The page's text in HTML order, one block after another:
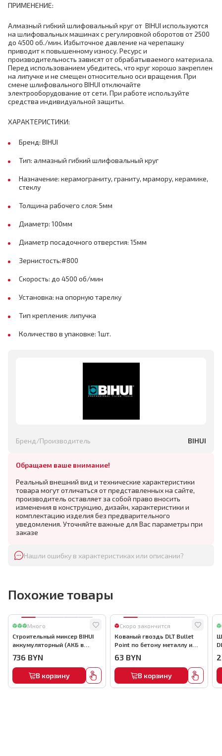
ПРИМЕНЕНИЕ:
Алмазный гибкий шлифовальный круг от BIHUI используются
на шлифовальных машинах с регулировкой оборотов от 2500
до 4500 об./мин. Избыточное давление на черепашку
приводит к повышенному износу. Ресурс и
производительность зависят от обрабатываемого материала.
Перед использованием убедитесь, что круг хорошо закреплен
на липучке и не смещен относительно оси вращения. При
смене шлифовального BIHUI отключайте
электрооборудование от сети. При работе используйте
средства индивидуальной защиты.
ХАРАКТЕРИСТИКИ:
Бренд: BIHUI
Тип: алмазный гибкий шлифовальный круг
Назначение: керамограниту, граниту, мрамору, керамике,
стеклу
Толщина рабочего слоя: 5мм
Диаметр: 100мм
Диаметр посадочного отверстия: 15мм
Зернистость:#800
Скорость: до 4500 об/мин
Установка: на опорную тарелку
Тип крепления: липучка
Количество в упаковке: 1шт.
Бренд/Производитель BIHUI
Обращаем ваше внимание!
Реальный внешний вид и технические характеристики
товара могут отличаться от представленных на сайте,
производитель оставляет за собой право вносить
изменения в конструкцию, дизайн, характеристики и
комплектацию изделия без предварительного
уведомления. Уточняйте важные для Вас параметры при
заказе
Нашли ошибку в характеристиках или описании?
Похожие товары
Много
Строительный миксер BIHUI
аккумуляторный (АКБ в
736 BYN
В корзину
Скоро закончится
Кованый гвоздь DLT Bullet
Point по бетону металлу и
арт.0116
63 BYN
В корзину